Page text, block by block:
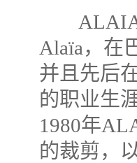
ALAIA
Alaïa，在
并且先后
的职业生
1980年
的裁剪，